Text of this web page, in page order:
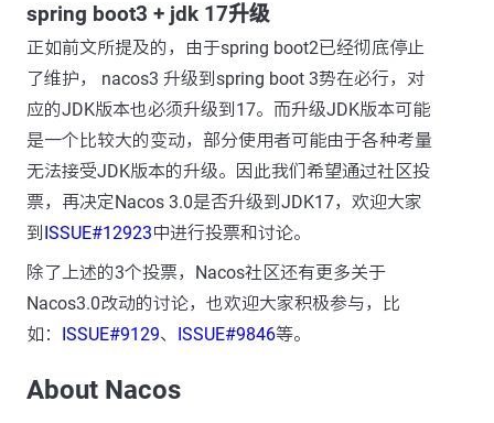
spring boot3 + jdk 17升级
正如前文所提及的，由于spring boot2已经彻底停止
了维护， nacos3 升级到spring boot 3势在必行，对
应的JDK版本也必须升级到17。而升级JDK版本可能
是一个比较大的变动，部分使用者可能由于各种考量
无法接受JDK版本的升级。因此我们希望通过社区投
票，再决定Nacos 3.0是否升级到JDK17，欢迎大家
到 ISSUE#12923中进行投票和讨论。
除了上述的3个投票，Nacos社区还有更多关于
Nacos3.0改动的讨论，也欢迎大家积极参与，比
如： ISSUE#9129、 ISSUE#9846等。
About Nacos